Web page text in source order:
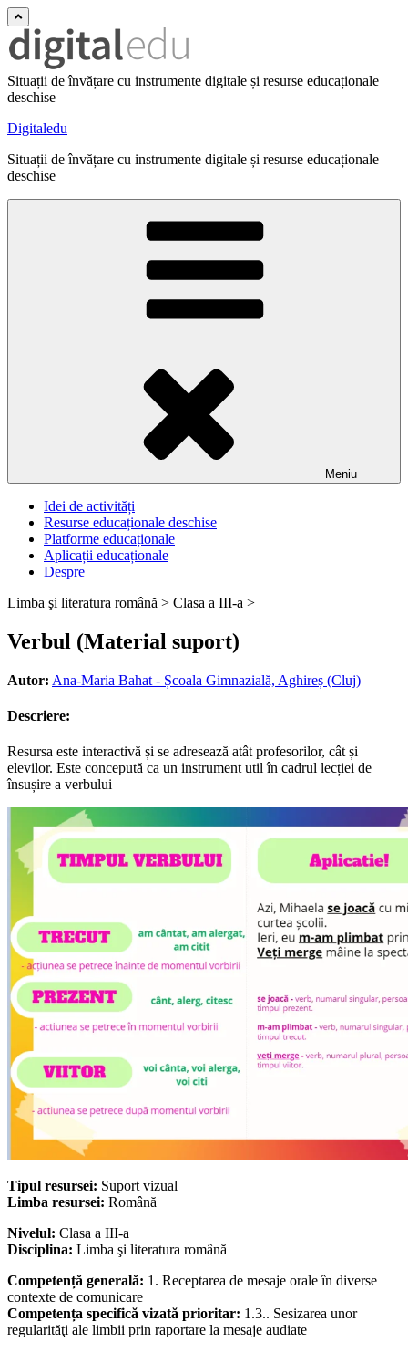
Situații de învățare cu instrumente digitale și resurse educaționale
deschise
Digitaledu
Situații de învățare cu instrumente digitale și resurse educaționale
deschise
Meniu
Idei de activități
Resurse educaționale deschise
Platforme educaționale
Aplicații educaționale
Despre
Limba şi literatura română > Clasa a III-a >
Verbul (Material suport)
Autor: Ana-Maria Bahat - Școala Gimnazială, Aghireș (Cluj)
Descriere:
Resursa este interactivă și se adresează atât profesorilor, cât și
elevilor. Este concepută ca un instrument util în cadrul lecției de
însușire a verbului
Tipul resursei: Suport vizual
Limba resursei: Română
Nivelul: Clasa a III-a
Disciplina: Limba şi literatura română
Competență generală: 1. Receptarea de mesaje orale în diverse
contexte de comunicare
Competența specifică vizată prioritar: 1.3.. Sesizarea unor
regularităţi ale limbii prin raportare la mesaje audiate